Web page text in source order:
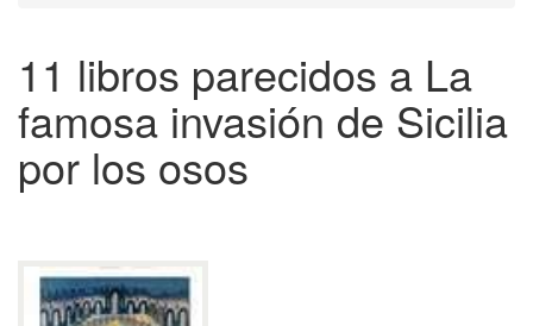
11 libros parecidos a La
famosa invasión de Sicilia
por los osos